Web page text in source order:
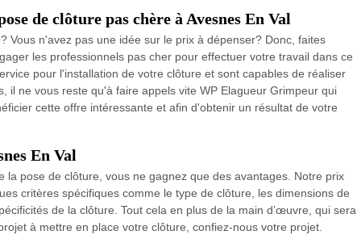
de clôture pas chère à Avesnes En Val
Vous n'avez pas une idée sur le prix à dépenser? Donc, faites
les professionnels pas cher pour effectuer votre travail dans ce
pour l'installation de votre clôture et sont capables de réaliser
il ne vous reste qu'à faire appels vite WP Elagueur Grimpeur qui
cette offre intéressante et afin d'obtenir un résultat de votre
En Val
la pose de clôture, vous ne gagnez que des avantages. Notre prix
critères spécifiques comme le type de clôture, les dimensions de
de la clôture. Tout cela en plus de la main d’œuvre, qui sera
à mettre en place votre clôture, confiez-nous votre projet.